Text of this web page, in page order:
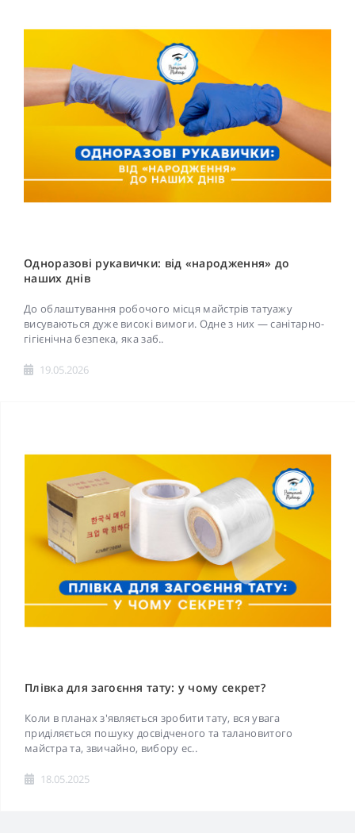
Одноразові рукавички: від «народження» до
наших днів
До облаштування робочого місця майстрів татуажу
висуваються дуже високі вимоги. Одне з них — санітарно-
гігієнічна безпека, яка заб..
19.05.2026
Плівка для загоєння тату: у чому секрет?
Коли в планах з'являється зробити тату, вся увага
приділяється пошуку досвідченого та талановитого
майстра та, звичайно, вибору ес..
18.05.2025